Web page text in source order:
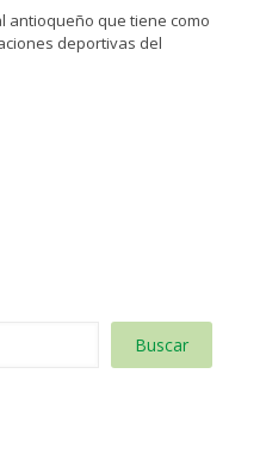
antioqueño que tiene como
deportivas del
Buscar